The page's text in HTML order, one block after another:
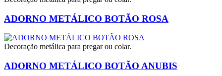
ADORNO METÁLICO BOTÃO ROSA
Decoração metálica para pregar ou colar.
ADORNO METÁLICO BOTÃO ANUBIS